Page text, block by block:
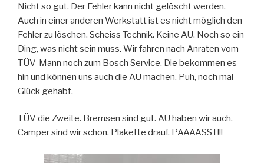
Nicht so gut. Der Fehler kann nicht gelöscht werden.
Auch in einer anderen Werkstatt ist es nicht möglich den
Fehler zu löschen. Scheiss Technik. Keine AU. Noch so ein
Ding, was nicht sein muss. Wir fahren nach Anraten vom
TÜV-Mann noch zum Bosch Service. Die bekommen es
hin und können uns auch die AU machen. Puh, noch mal
Glück gehabt.
TÜV die Zweite. Bremsen sind gut. AU haben wir auch.
Camper sind wir schon. Plakette drauf. PAAAASST!!!